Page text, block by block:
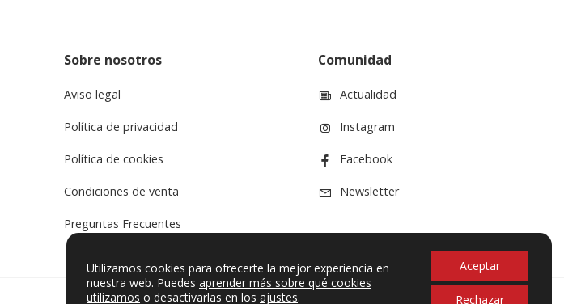
Sobre nosotros
Aviso legal
Política de privacidad
Política de cookies
Condiciones de venta
Preguntas Frecuentes
Comunidad
Actualidad
Instagram
Facebook
Newsletter
Utilizamos cookies para ofrecerte la mejor experiencia en
nuestra web. Puedes aprender más sobre qué cookies
utilizamos o desactivarlas en los ajustes.
Aceptar
Rechazar